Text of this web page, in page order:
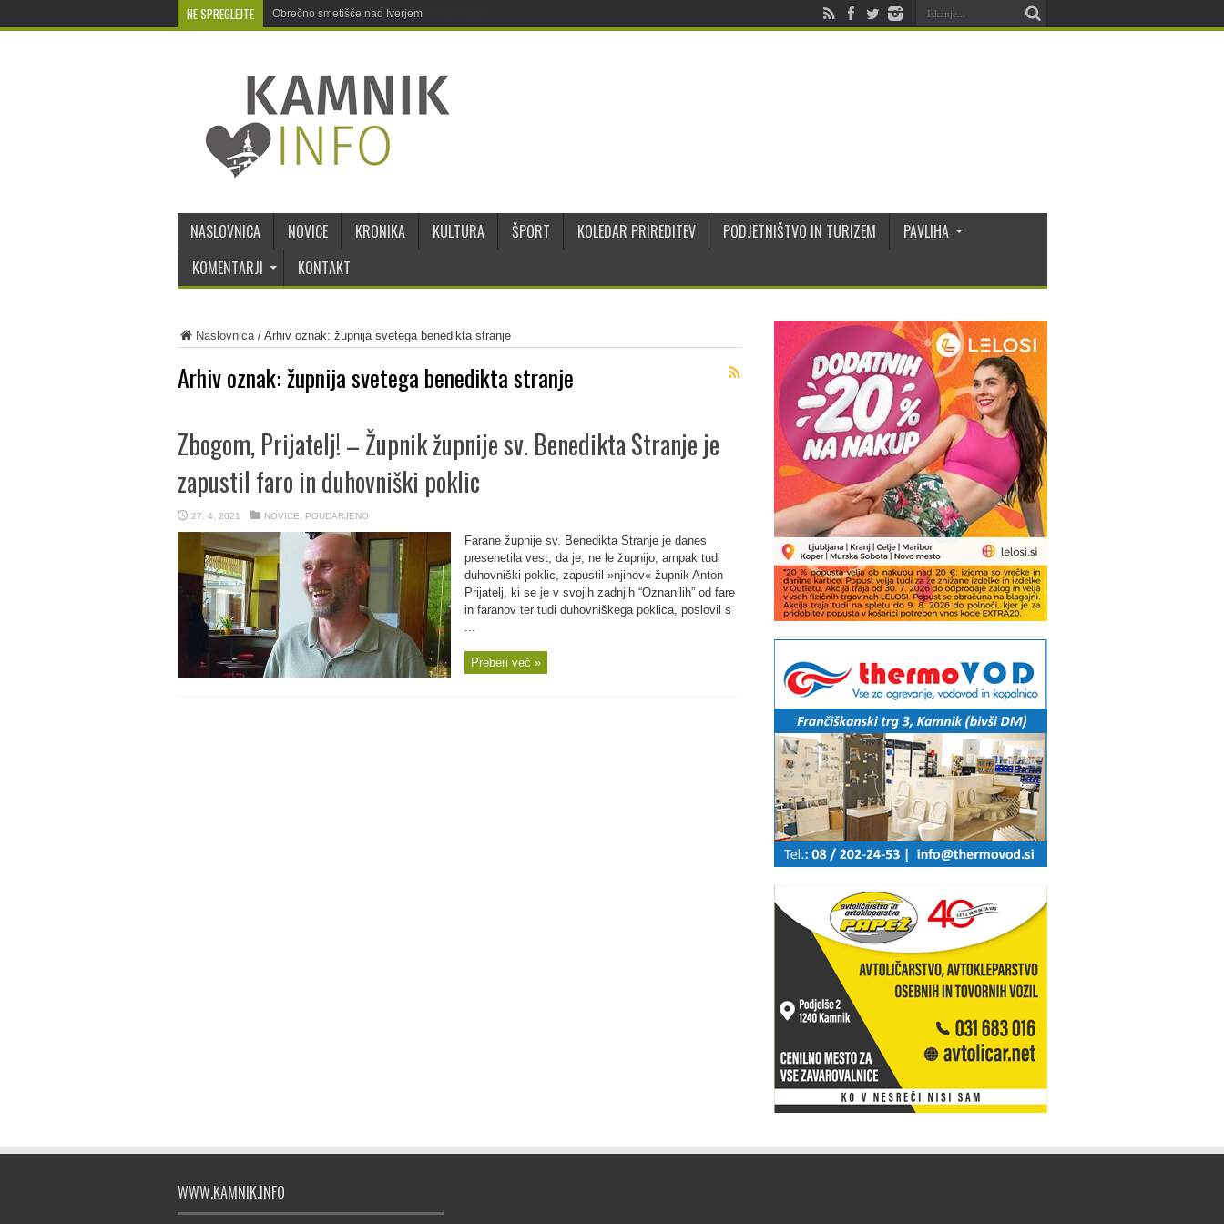
NE SPREGLEJTE Obrečno smetišče nad Iverjem
NASLOVNICA NOVICE KRONIKA KULTURA ŠPORT KOLEDAR PRIREDITEV PODJETNIŠTVO IN TURIZEM
PAVLIHA
KOMENTARJI
KONTAKT
Naslovnica/ Arhiv oznak: župnija svetega benedikta stranje
Arhiv oznak:župnija svetega benedikta stranje
Zbogom, Prijatelj! – Župnik župnije sv. Benedikta Stranje je
zapustil faro in duhovniški poklic
27. 4. 2021 NOVICE POUDARJENO
Farane župnije sv. Benedikta Stranje je danes
presenetila vest, da je, ne le župnijo, ampak tudi
duhovniški poklic, zapustil »njihov« župnik Anton
Prijatelj, ki se je v svojih zadnjih “Oznanilih” od fare
in faranov ter tudi duhovniškega poklica, poslovil s
...
Preberi več »
WWW.KAMNIK.INFO